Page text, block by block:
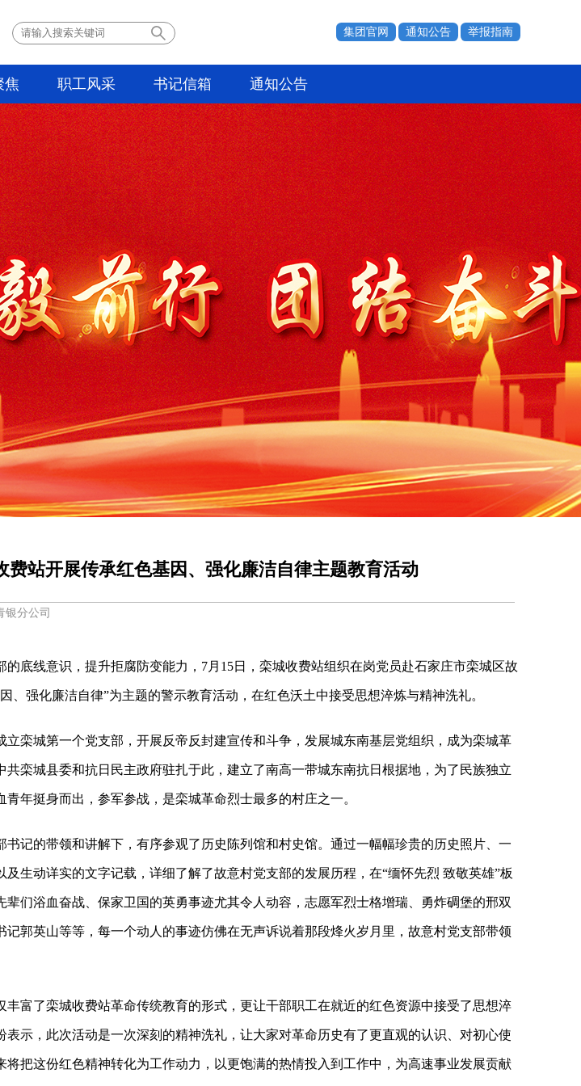
集团官网 通知公告 举报指南
焦 职工风采 书记信箱 通知公告
费站开展传承红色基因、强化廉洁自律主题教育活动
分公司
的底线意识，提升拒腐防变能力，7月15日，栾城收费站组织在岗党员赴石家庄市栾城区故
、强化廉洁自律”为主题的警示教育活动，在红色沃土中接受思想淬炼与精神洗礼。
立栾城第一个党支部，开展反帝反封建宣传和斗争，发展城东南基层党组织，成为栾城革
共栾城县委和抗日民主政府驻扎于此，建立了南高一带城东南抗日根据地，为了民族独立
年挺身而出，参军参战，是栾城革命烈士最多的村庄之一。
书记的带领和讲解下，有序参观了历史陈列馆和村史馆。通过一幅幅珍贵的历史照片、一
及生动详实的文字记载，详细了解了故意村党支部的发展历程，在“缅怀先烈 致敬英雄”板
辈们浴血奋战、保家卫国的英勇事迹尤其令人动容，志愿军烈士格增瑞、勇炸碉堡的邢双
记郭英山等等，每一个动人的事迹仿佛在无声诉说着那段烽火岁月里，故意村党支部带领
丰富了栾城收费站革命传统教育的形式，更让干部职工在就近的红色资源中接受了思想淬
表示，此次活动是一次深刻的精神洗礼，让大家对革命历史有了更直观的认识、对初心使
将把这份红色精神转化为工作动力，以更饱满的热情投入到工作中，为高速事业发展贡献